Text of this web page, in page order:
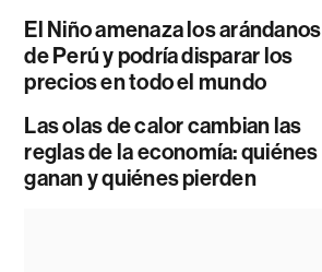
El Niño amenaza los arándanos
de Perú y podría disparar los
precios en todo el mundo
Las olas de calor cambian las
reglas de la economía: quiénes
ganan y quiénes pierden